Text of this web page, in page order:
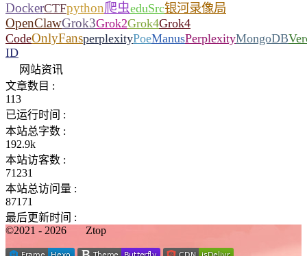
DockerCTFpython爬虫eduSrc银河录像局
OpenClawGrok3Grok2Grok4Grok4
CodeOnlyFansperplexityPoeManusPerplexityMongoDB
ID
网站资讯
文章数目 :
113
已运行时间 :
本站总字数 :
192.9k
本站访客数 :
71231
本站总访问量 :
87171
最后更新时间 :
©2021 - 2026
Ztop